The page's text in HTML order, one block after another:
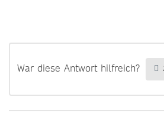
War diese Antwort hilfreich?